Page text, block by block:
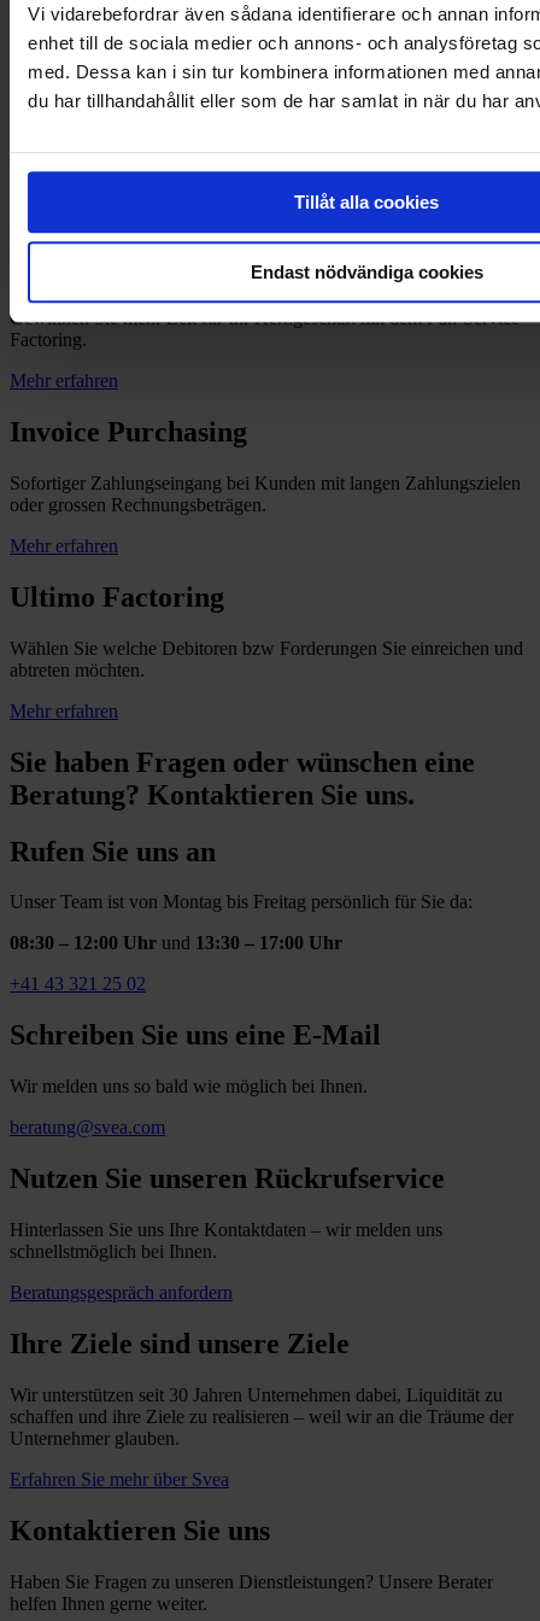
Vi vidarebefordrar även sådana identifierare och annan
enhet till de sociala medier och annons- och analysföretag
med. Dessa kan i sin tur kombinera informationen med
du har tillhandahållit eller som de har samlat in när du har
Tillåt alla cookies
Endast nödvändiga cookies
DAS KÖNNTE SIE AUCH INTERESSIEREN
Entdecken Sie unsere weiteren
Entdecken Sie unsere weiteren
Full-Service Factoring
Gewinnen Sie mehr Zeit für Ihr Kerngeschäft mit dem Full-Service
Factoring.
Mehr erfahren
Invoice Purchasing
Sofortiger Zahlungseingang bei Kunden mit langen Zahlungszielen
oder grossen Rechnungsbeträgen.
Mehr erfahren
Ultimo Factoring
Wählen Sie welche Debitoren bzw Forderungen Sie einreichen und
abtreten möchten.
Mehr erfahren
Sie haben Fragen oder wünschen eine
Beratung? Kontaktieren Sie uns.
Rufen Sie uns an
Unser Team ist von Montag bis Freitag persönlich für Sie da:
08:30 – 12:00 Uhr und 13:30 – 17:00 Uhr
+41 43 321 25 02
Schreiben Sie uns eine E-Mail
Wir melden uns so bald wie möglich bei Ihnen.
beratung@svea.com
Nutzen Sie unseren Rückrufservice
Hinterlassen Sie uns Ihre Kontaktdaten – wir melden uns
schnellstmöglich bei Ihnen.
Beratungsgespräch anfordern
Ihre Ziele sind unsere Ziele
Wir unterstützen seit 30 Jahren Unternehmen dabei, Liquidität zu
schaffen und ihre Ziele zu realisieren – weil wir an die Träume der
Unternehmer glauben.
Erfahren Sie mehr über Svea
Kontaktieren Sie uns
Haben Sie Fragen zu unseren Dienstleistungen? Unsere Berater
helfen Ihnen gerne weiter.